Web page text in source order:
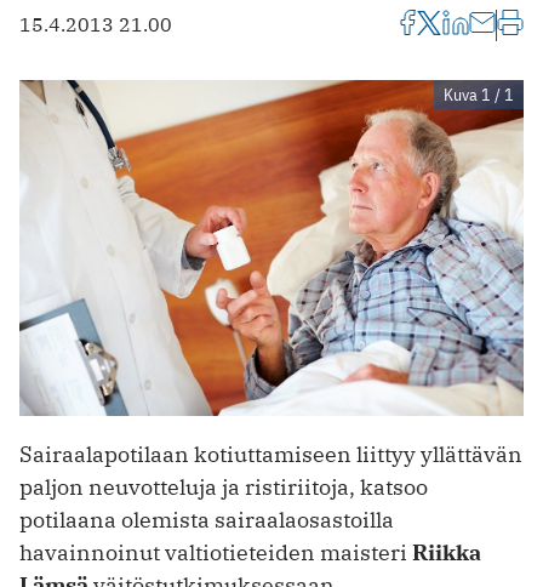
15.4.2013 21.00
Kuva 1 / 1
Sairaalapotilaan kotiuttamiseen liittyy yllättävän
paljon neuvotteluja ja ristiriitoja, katsoo
potilaana olemista sairaalaosastoilla
havainnoinut valtiotieteiden maisteri Riikka